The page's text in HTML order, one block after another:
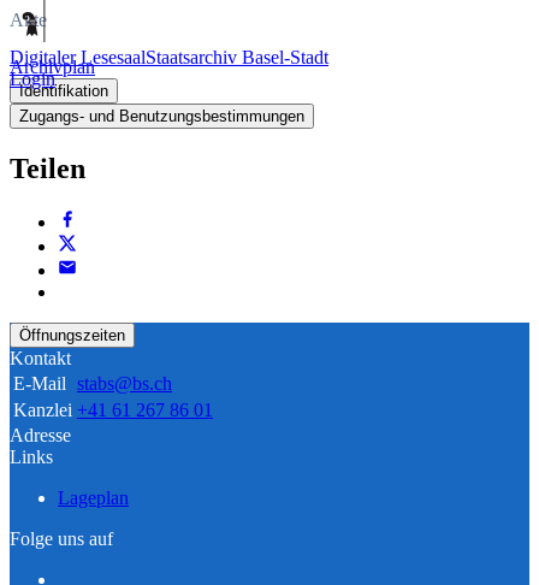
Digitaler LesesaalStaatsarchiv Basel-Stadt
Login
Akte
Archivplan
Identifikation
Zugangs- und Benutzungsbestimmungen
Teilen
Öffnungszeiten
Kontakt
E-Mail stabs@bs.ch
Kanzlei +41 61 267 86 01
Adresse
Links
Lageplan
Folge uns auf